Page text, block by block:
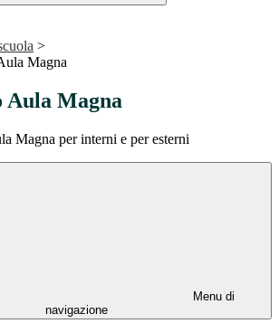
>
Magna
Aula Magna
Magna per interni e per esterni
Menu di
navigazione